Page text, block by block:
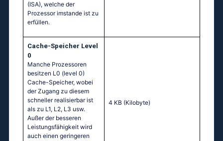
(ISA), welche der
Prozessor imstande ist zu
erfüllen.
Cache-Speicher Level
0
Manche Prozessoren
besitzen L0 (level 0)
Cache-Speicher, wobei
der Zugang zu diesem
schneller realisierbar ist
als zu L1, L2, L3 usw.
Außer der besseren
Leistungsfähigkeit wird
auch einen geringeren
4 KB (Kilobyte)